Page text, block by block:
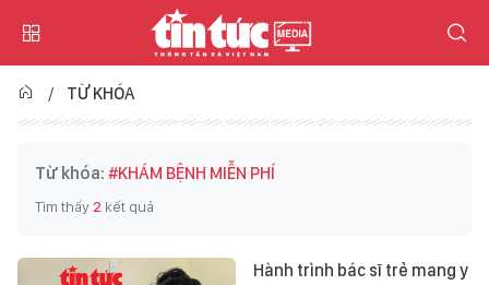
TỪ KHÓA
Từ khóa: #KHÁM BỆNH MIỄN PHÍ
Tìm thấy2 kết quả
Hành trình bác sĩ trẻ mang y